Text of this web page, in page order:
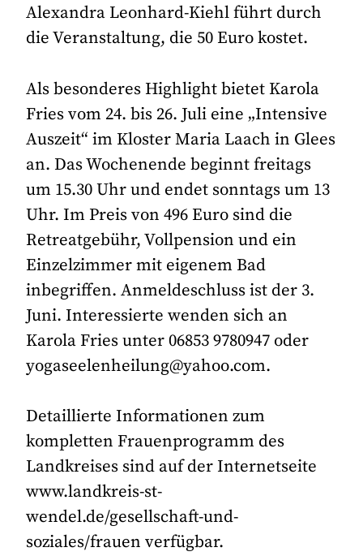
Alexandra Leonhard-Kiehl führt durch
die Veranstaltung, die 50 Euro kostet.
Als besonderes Highlight bietet Karola
Fries vom 24. bis 26. Juli eine „Intensive
Auszeit“ im Kloster Maria Laach in Glees
an. Das Wochenende beginnt freitags
um 15.30 Uhr und endet sonntags um 13
Uhr. Im Preis von 496 Euro sind die
Retreatgebühr, Vollpension und ein
Einzelzimmer mit eigenem Bad
inbegriffen. Anmeldeschluss ist der 3.
Juni. Interessierte wenden sich an
Karola Fries unter 06853 9780947 oder
yogaseelenheilung@yahoo.com.
Detaillierte Informationen zum
kompletten Frauenprogramm des
Landkreises sind auf der Internetseite
www.landkreis-st-
wendel.de/gesellschaft-und-
soziales/frauen verfügbar.